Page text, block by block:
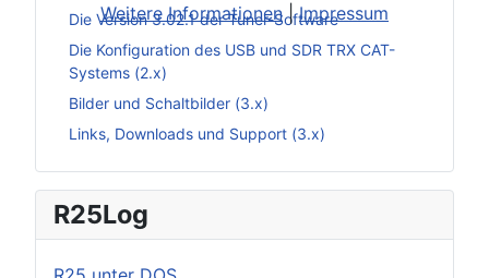
Die Version 3.02.1 der Tuner-Software
Die Konfiguration des USB und SDR TRX CAT-
Systems (2.x)
Bilder und Schaltbilder (3.x)
Links, Downloads und Support (3.x)
R25Log
Weitere Informationen|Impressum